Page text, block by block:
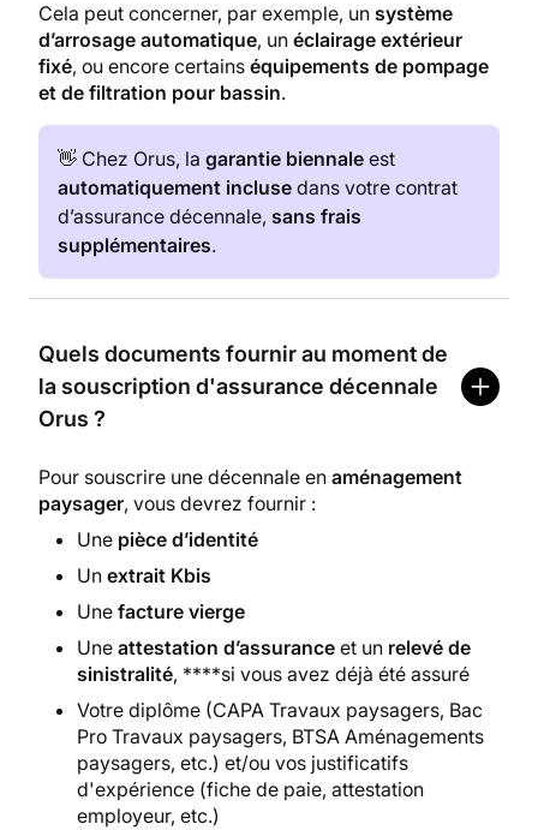
Cela peut concerner, par exemple, un système
d’arrosage automatique, un éclairage extérieur
fixé, ou encore certains équipements de pompage
et de filtration pour bassin.
👋 Chez Orus, la garantie biennale est
automatiquement incluse dans votre contrat
d’assurance décennale, sans frais
supplémentaires.
Quels documents fournir au moment de
la souscription d'assurance décennale
Orus ?
Pour souscrire une décennale en aménagement
paysager, vous devrez fournir :
Une pièce d’identité
Un extrait Kbis
Une facture vierge
Une attestation d’assurance et un relevé de
sinistralité, ****si vous avez déjà été assuré
Votre diplôme (CAPA Travaux paysagers, Bac
Pro Travaux paysagers, BTSA Aménagements
paysagers, etc.) et/ou vos justificatifs
d'expérience (fiche de paie, attestation
employeur, etc.)